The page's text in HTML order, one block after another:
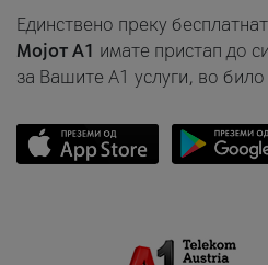
Единствено преку
Мојот A1 имате пристап до
за Вашите A1 услуги, во